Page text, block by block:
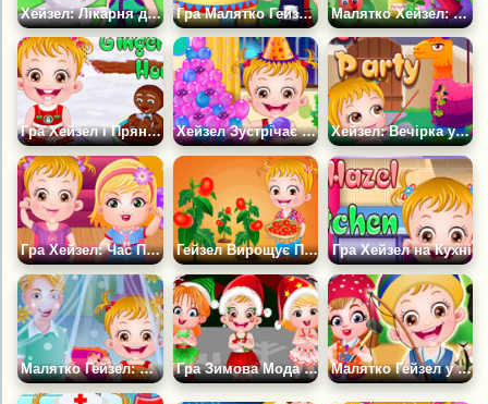
Хейзел: Лікарня для тварин Гра Малятко Гейзел: Великдень Малятко Хейзел: Час Садівництва
Гра Хейзел і Пряниковий будиночок Хейзел Зустрічає Новий Рік Хейзел: Вечірка у Дворі
Гра Хейзел: Час Пустощів Гейзел Вирощує Помідори Гра Хейзел на Кухні
Малятко Гейзел: День Матері Гра Зимова Мода Гейзел Малятко Гейзел у літньому таборі